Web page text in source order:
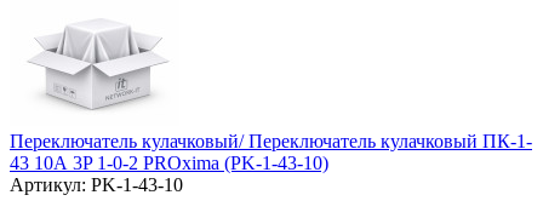
Переключатель кулачковый/ Переключатель кулачковый ПК-1-
43 10А 3P 1-0-2 PROxima (PK-1-43-10)
Артикул: PK-1-43-10